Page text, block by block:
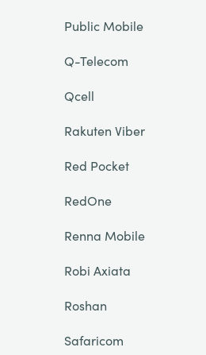
Public Mobile
Q-Telecom
Qcell
Rakuten Viber
Red Pocket
RedOne
Renna Mobile
Robi Axiata
Roshan
Safaricom